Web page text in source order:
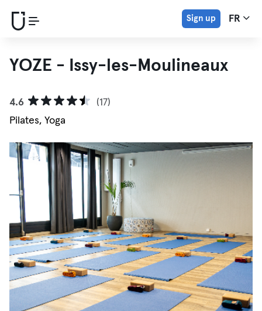
Sign up FR
YOZE - Issy-les-Moulineaux
4.6
(17)
Pilates, Yoga